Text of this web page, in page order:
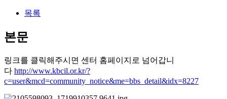
목록
본문
링크를 클릭해주시면 센터 홈페이지로 넘어갑니
다 http://www.kbcil.or.kr/?
c=user&mcd=community_notice&me=bbs_detail&idx=8227